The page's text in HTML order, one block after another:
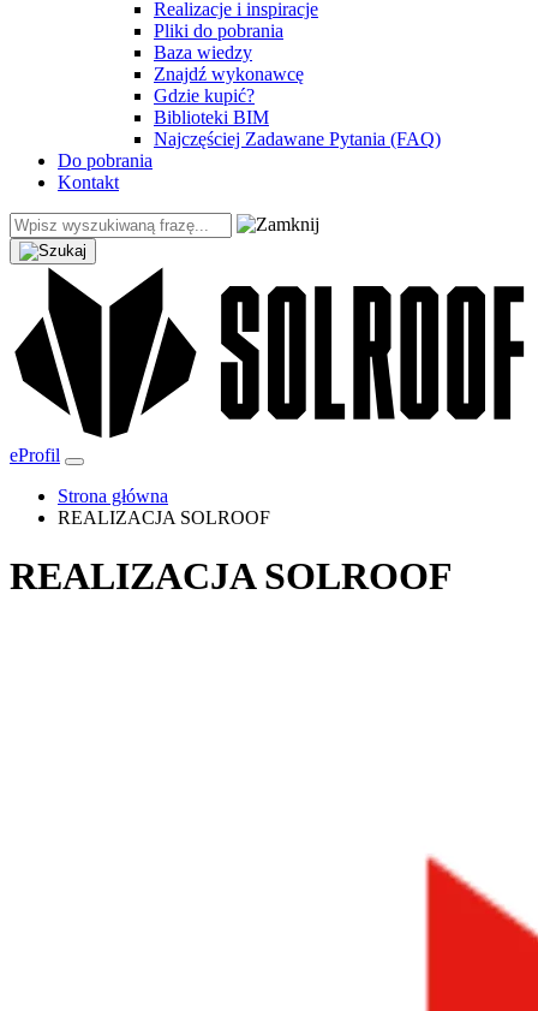
Realizacje i inspiracje
Pliki do pobrania
Baza wiedzy
Znajdź wykonawcę
Gdzie kupić?
Biblioteki BIM
Najczęściej Zadawane Pytania (FAQ)
Do pobrania
Kontakt
eProfil
Strona główna
REALIZACJA SOLROOF
REALIZACJA SOLROOF